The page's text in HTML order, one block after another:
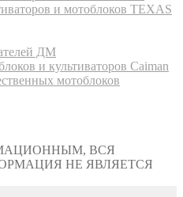
и мотоблоков TEXAS
ДМ
и культиваторов Caiman
мотоблоков
ВСЯ
НЕ ЯВЛЯЕТСЯ